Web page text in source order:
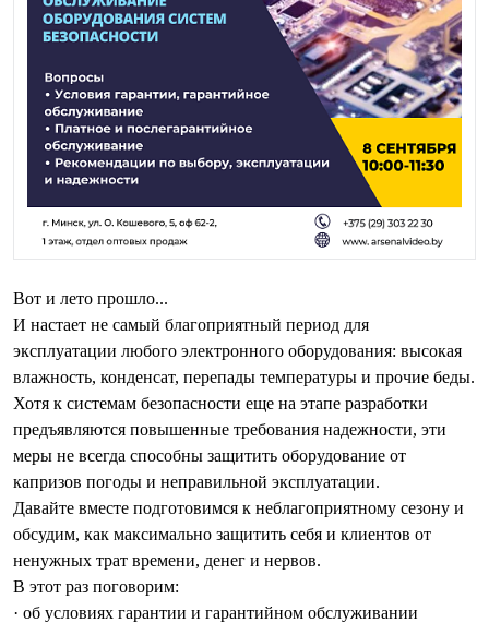
Вот и лето прошло...
И настает не самый благоприятный период для
эксплуатации любого электронного оборудования: высокая
влажность, конденсат, перепады температуры и прочие беды.
Хотя к системам безопасности еще на этапе разработки
предъявляются повышенные требования надежности, эти
меры не всегда способны защитить оборудование от
капризов погоды и неправильной эксплуатации.
Давайте вместе подготовимся к неблагоприятному сезону и
обсудим, как максимально защитить себя и клиентов от
ненужных трат времени, денег и нервов.
В этот раз поговорим:
· об условиях гарантии и гарантийном обслуживании